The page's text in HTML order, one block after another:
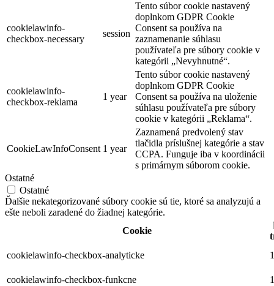
cookielawinfo-
checkbox-necessary
session
Tento súbor cookie nastavený
doplnkom GDPR Cookie
Consent sa používa na
zaznamenanie súhlasu
používateľa pre súbory cookie v
kategórii „Nevyhnutné“.
cookielawinfo-
checkbox-reklama
1 year
Tento súbor cookie nastavený
doplnkom GDPR Cookie
Consent sa používa na uloženie
súhlasu používateľa pre súbory
cookie v kategórii „Reklama“.
CookieLawInfoConsent 1 year
Zaznamená predvolený stav
tlačidla príslušnej kategórie a stav
CCPA. Funguje iba v koordinácii
s primárnym súborom cookie.
Ostatné
Ostatné
Ďalšie nekategorizované súbory cookie sú tie, ktoré sa analyzujú a
ešte neboli zaradené do žiadnej kategórie.
Cookie
cookielawinfo-checkbox-analyticke
cookielawinfo-checkbox-funkcne